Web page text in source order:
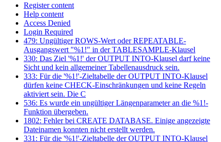
Register content
Help content
Access Denied
Login Required
479: Ungültiger ROWS-Wert oder REPEATABLE-
Ausgangswert "%1!" in der TABLESAMPLE-Klausel
330: Das Ziel '%1!' der OUTPUT INTO-Klausel darf keine
Sicht und kein allgemeiner Tabellenausdruck sein.
333: Für die '%1!'-Zieltabelle der OUTPUT INTO-Klausel
dürfen keine CHECK-Einschränkungen und keine Regeln
aktiviert sein. Die C
536: Es wurde ein ungültiger Längenparameter an die %1!-
Funktion übergeben.
1802: Fehler bei CREATE DATABASE. Einige angezeigte
Dateinamen konnten nicht erstellt werden.
331: Für die '%1!'-Zieltabelle der OUTPUT INTO-Klausel